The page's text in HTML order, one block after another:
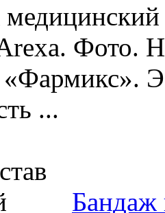
Фото.
«Фармикс».
...
Бандаж